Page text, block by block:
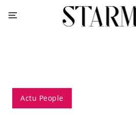
Actu People